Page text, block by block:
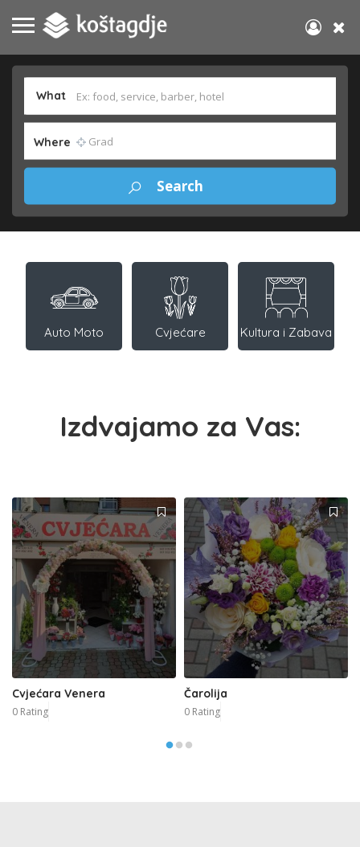
What
Where
Auto Moto Cvjećare Kultura i Zabava
Izdvajamo za Vas:
Cvjećara Venera
0 Rating
Čarolija
0 Rating